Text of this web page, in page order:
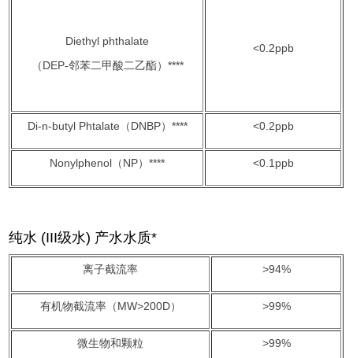
Diethyl phthalate
（DEP-邻苯二甲酸二乙酯）****
<0.2ppb
Di-n-butyl Phtalate（DNBP）**** <0.2ppb
Nonylphenol（NP）**** <0.1ppb
纯水 (III级水) 产水水质*
离子截流率 >94%
有机物截流率（MW>200D） >99%
微生物和颗粒 >99%